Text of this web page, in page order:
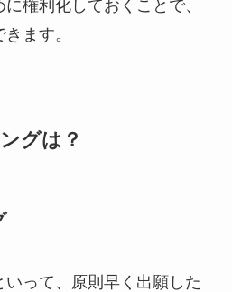
権利化しておくことで、
ます。
グは？
って、原則早く出願した